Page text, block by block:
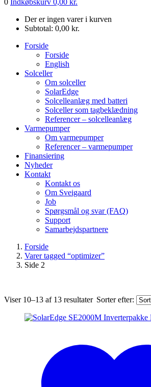
Der er ingen varer i kurven
Subtotal: 0,00 kr.
Forside
Forside
English
Solceller
Om solceller
SolarEdge
Solcelleanlæg med batteri
Solceller som tagbeklædning
Referencer – solcelleanlæg
Varmepumper
Om varmepumper
Referencer – varmepumper
Finansiering
Nyheder
Kontakt
Kontakt os
Om Sveigaard
Job
Spørgsmål og svar (FAQ)
Support
Samarbejdspartnere
Forside
Varer tagged “optimizer”
Side 2
Viser 10–13 af 13 resultaterSorteret
seneste
Sorter efter: